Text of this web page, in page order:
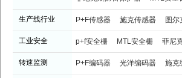
生产线行业 P+F传感器 施克传感器 图尔
工业安全 p+f安全栅 MTL安全栅 菲尼
转速监测 P+F编码器 光洋编码器 施克